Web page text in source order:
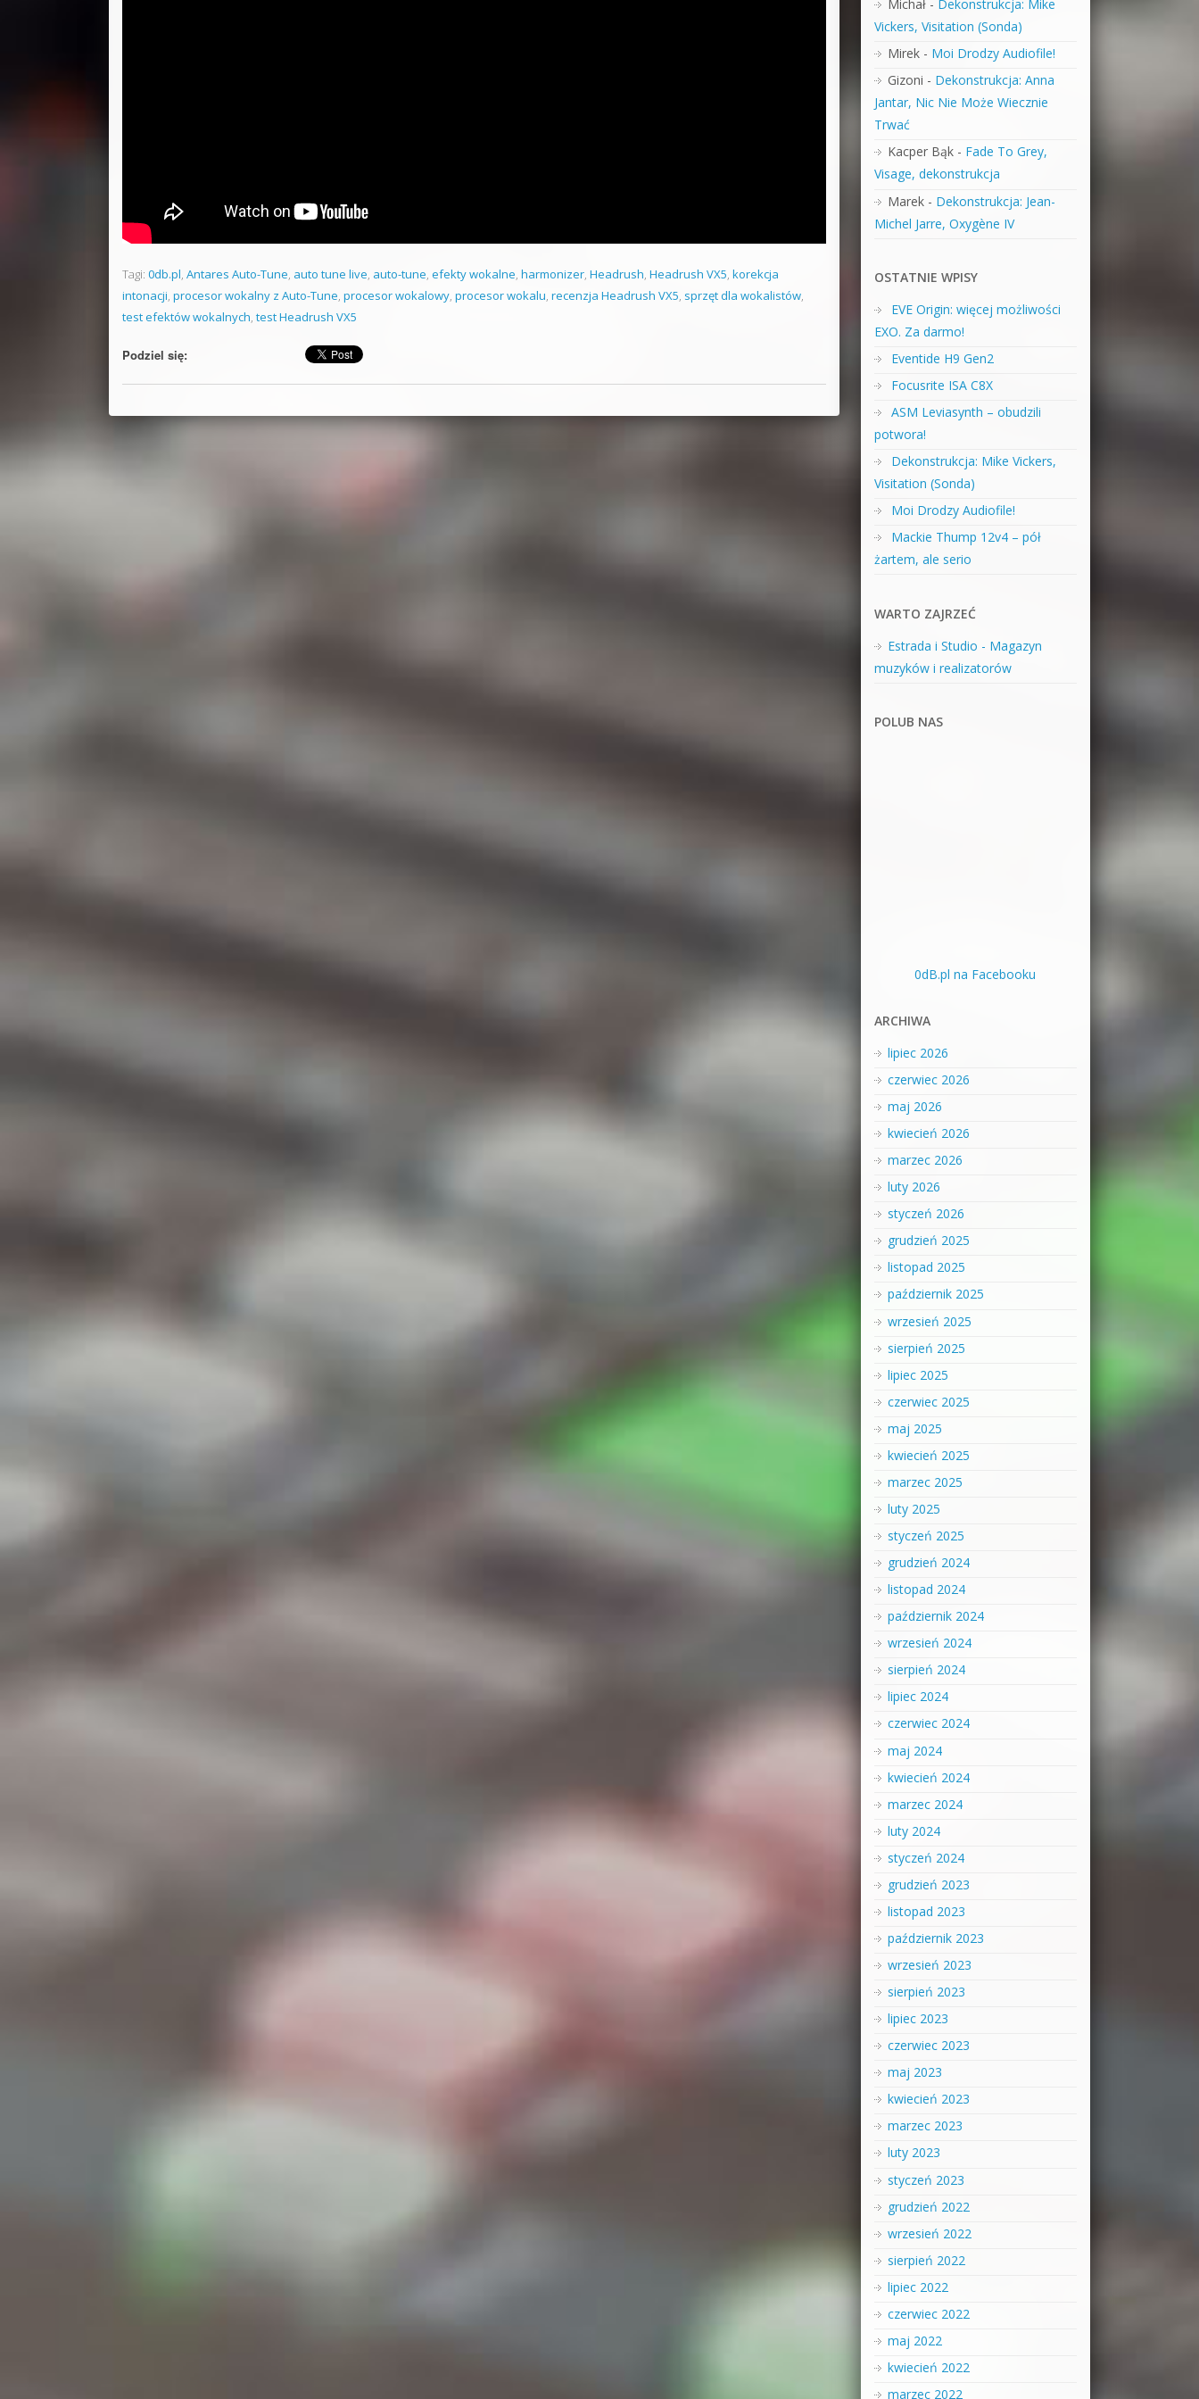
Tagi: 0db.pl, Antares Auto-Tune, auto tune live, auto-tune, efekty wokalne, harmonizer, Headrush, Headrush VX5, korekcja
intonacji, procesor wokalny z Auto-Tune, procesor wokalowy, procesor wokalu, recenzja Headrush VX5, sprzęt dla wokalistów,
test efektów wokalnych, test Headrush VX5
Podziel się:
Michał- Dekonstrukcja: Mike
Vickers, Visitation (Sonda)
Mirek- Moi Drodzy Audiofile!
Gizoni - Dekonstrukcja: Anna
Jantar, Nic Nie Może Wiecznie
Trwać
Kacper Bąk- Fade To Grey,
Visage, dekonstrukcja
Marek- Dekonstrukcja: Jean-
Michel Jarre, Oxygène IV
OSTATNIE WPISY
EVE Origin: więcej możliwości
EXO. Za darmo!
Eventide H9 Gen2
Focusrite ISA C8X
ASM Leviasynth – obudzili
potwora!
Dekonstrukcja: Mike Vickers,
Visitation (Sonda)
Moi Drodzy Audiofile!
Mackie Thump 12v4 – pół
żartem, ale serio
WARTO ZAJRZEĆ
Estrada i Studio - Magazyn
muzyków i realizatorów
POLUB NAS
0dB.pl na Facebooku
ARCHIWA
lipiec 2026
czerwiec 2026
maj 2026
kwiecień 2026
marzec 2026
luty 2026
styczeń 2026
grudzień 2025
listopad 2025
październik 2025
wrzesień 2025
sierpień 2025
lipiec 2025
czerwiec 2025
maj 2025
kwiecień 2025
marzec 2025
luty 2025
styczeń 2025
grudzień 2024
listopad 2024
październik 2024
wrzesień 2024
sierpień 2024
lipiec 2024
czerwiec 2024
maj 2024
kwiecień 2024
marzec 2024
luty 2024
styczeń 2024
grudzień 2023
listopad 2023
październik 2023
wrzesień 2023
sierpień 2023
lipiec 2023
czerwiec 2023
maj 2023
kwiecień 2023
marzec 2023
luty 2023
styczeń 2023
grudzień 2022
wrzesień 2022
sierpień 2022
lipiec 2022
czerwiec 2022
maj 2022
kwiecień 2022
marzec 2022